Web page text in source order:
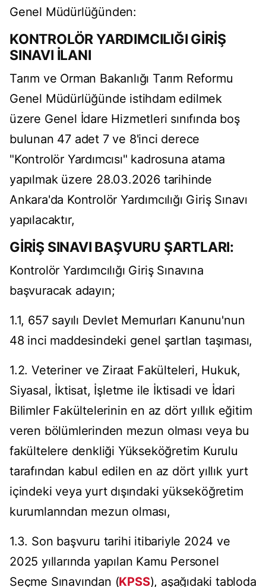
Genel Müdürlüğünden:
KONTROLÖR YARDIMCILIĞI GİRİŞ
SINAVI İLANI
Tarım ve Orman Bakanlığı Tarım Reformu
Genel Müdürlüğünde istihdam edilmek
üzere Genel İdare Hizmetleri sınıfında boş
bulunan 47 adet 7 ve 8'inci derece
"Kontrolör Yardımcısı" kadrosuna atama
yapılmak üzere 28.03.2026 tarihinde
Ankara'da Kontrolör Yardımcılığı Giriş Sınavı
yapılacaktır,
GİRİŞ SINAVI BAŞVURU ŞARTLARI:
Kontrolör Yardımcılığı Giriş Sınavına
başvuracak adayın;
1.1, 657 sayılı Devlet Memurları Kanunu'nun
48 inci maddesindeki genel şartlan taşıması,
1.2. Veteriner ve Ziraat Fakülteleri, Hukuk,
Siyasal, İktisat, İşletme ile İktisadi ve İdari
Bilimler Fakültelerinin en az dört yıllık eğitim
veren bölümlerinden mezun olması veya bu
fakültelere denkliği Yükseköğretim Kurulu
tarafından kabul edilen en az dört yıllık yurt
içindeki veya yurt dışındaki yükseköğretim
kurumlanndan mezun olması,
1.3. Son başvuru tarihi itibariyle 2024 ve
2025 yıllarında yapılan Kamu Personel
Seçme Sınavından (KPSS), aşağıdaki tabloda